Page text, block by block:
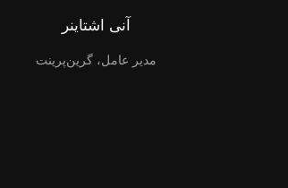
آنی اشتاینر
مدیر عامل، گرین‌پرینت